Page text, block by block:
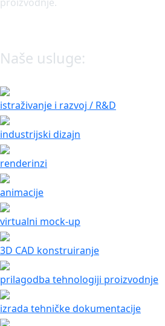
Naše usluge:
istraživanje i razvoj / R&D
industrijski dizajn
renderinzi
animacije
virtualni mock-up
3D CAD konstruiranje
prilagodba tehnologiji proizvodnje
izrada tehničke dokumentacije